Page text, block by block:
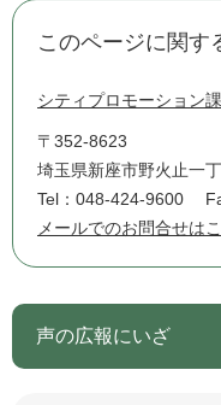
このページに関す
シティプロモーション課
〒352-8623
埼玉県新座市野火止一
Tel：048-424-9600
メールでのお問合せは
声の広報にいざ